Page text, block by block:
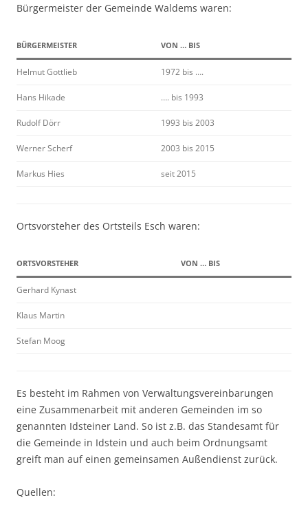
Bürgermeister der Gemeinde Waldems waren:
BÜRGERMEISTER VON … BIS
Helmut Gottlieb 1972 bis ….
Hans Hikade …. bis 1993
Rudolf Dörr 1993 bis 2003
Werner Scherf 2003 bis 2015
Markus Hies seit 2015
Ortsvorsteher des Ortsteils Esch waren:
ORTSVORSTEHER VON … BIS
Gerhard Kynast
Klaus Martin
Stefan Moog
Es besteht im Rahmen von Verwaltungsvereinbarungen
eine Zusammenarbeit mit anderen Gemeinden im so
genannten Idsteiner Land. So ist z.B. das Standesamt für
die Gemeinde in Idstein und auch beim Ordnungsamt
greift man auf einen gemeinsamen Außendienst zurück.
Quellen: